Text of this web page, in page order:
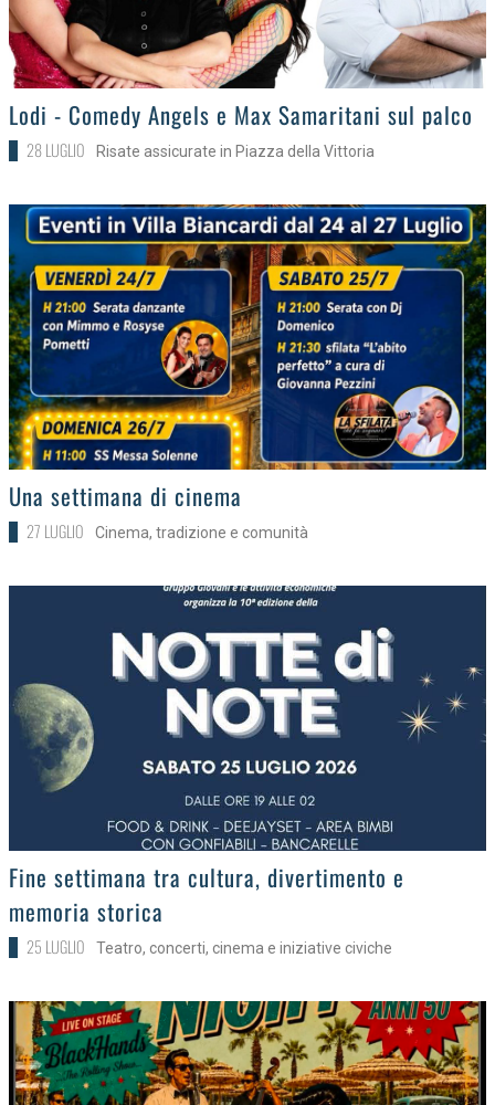
>Lodi - Comedy Angels e Max Samaritani sul palco
28 LUGLIO Risate assicurate in Piazza della Vittoria
>Una settimana di cinema
27 LUGLIO Cinema, tradizione e comunità
>
Fine settimana tra cultura, divertimento e
memoria storica
25 LUGLIO Teatro, concerti, cinema e iniziative civiche